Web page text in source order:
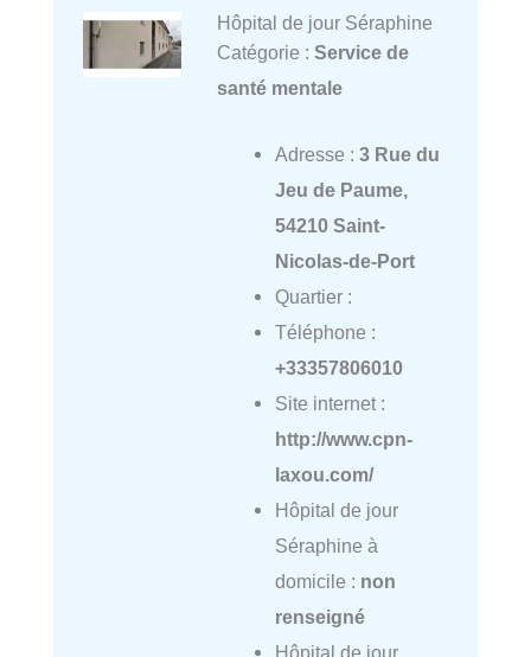
Hôpital de jour Séraphine
Catégorie : Service de
santé mentale
Adresse : 3 Rue du
Jeu de Paume,
54210 Saint-
Nicolas-de-Port
Quartier :
Téléphone :
+33357806010
Site internet :
http://www.cpn-
laxou.com/
Hôpital de jour
Séraphine à
domicile : non
renseigné
Hôpital de jour